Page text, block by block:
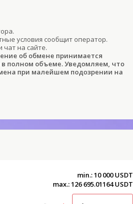
условия сообщит оператор.
чат на сайте.
об обмене принимается
в полном объеме. Уведомляем, что
при малейшем подозрении на
min.: 10 000 USDT
max.: 126 695.01164 USDT